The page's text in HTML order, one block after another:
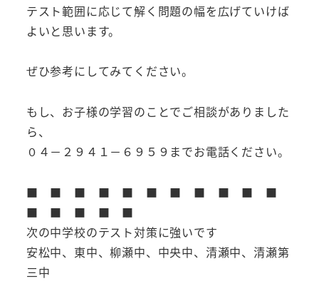
テスト範囲に応じて解く問題の幅を広げていけば
よいと思います。
ぜひ参考にしてみてください。
もし、お子様の学習のことでご相談がありました
ら、
０４－２９４１－６９５９までお電話ください。
■ ■ ■ ■ ■ ■ ■ ■ ■ ■ ■
■ ■ ■ ■ ■
次の中学校のテスト対策に強いです
安松中、東中、柳瀬中、中央中、清瀬中、清瀬第
三中